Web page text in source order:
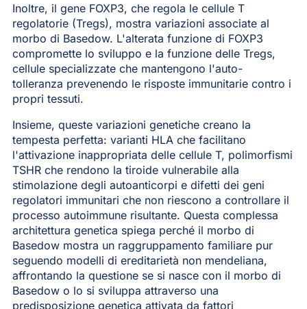
Inoltre, il gene FOXP3, che regola le cellule T
regolatorie (Tregs), mostra variazioni associate al
morbo di Basedow. L'alterata funzione di FOXP3
compromette lo sviluppo e la funzione delle Tregs,
cellule specializzate che mantengono l'auto-
tolleranza prevenendo le risposte immunitarie contro i
propri tessuti.
Insieme, queste variazioni genetiche creano la
tempesta perfetta: varianti HLA che facilitano
l'attivazione inappropriata delle cellule T, polimorfismi
TSHR che rendono la tiroide vulnerabile alla
stimolazione degli autoanticorpi e difetti dei geni
regolatori immunitari che non riescono a controllare il
processo autoimmune risultante. Questa complessa
architettura genetica spiega perché il morbo di
Basedow mostra un raggruppamento familiare pur
seguendo modelli di ereditarietà non mendeliana,
affrontando la questione se si nasce con il morbo di
Basedow o lo si sviluppa attraverso una
predisposizione genetica attivata da fattori